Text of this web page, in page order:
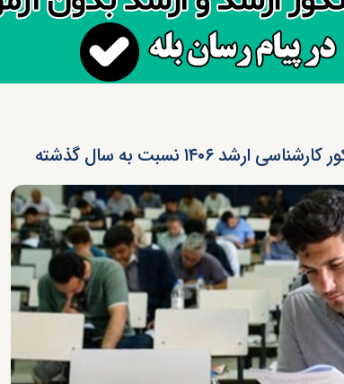
ارشد ۱۴۰۶ نسبت به سال گذشته